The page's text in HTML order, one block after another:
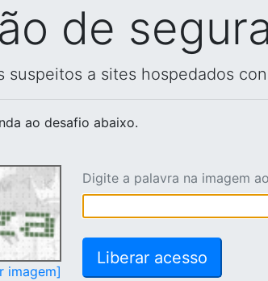
de
a sites hospedados
ao desafio abaixo.
imagem]
Digite a palavra na imagem